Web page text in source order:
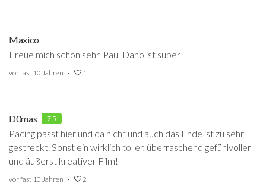
Maxico
Freue mich schon sehr. Paul Dano ist super!
vor fast 10 Jahren 1
D0mas 7.5
Pacing passt hier und da nicht und auch das Ende ist zu sehr
gestreckt. Sonst ein wirklich toller, überraschend gefühlvoller
und äußerst kreativer Film!
vor fast 10 Jahren 2